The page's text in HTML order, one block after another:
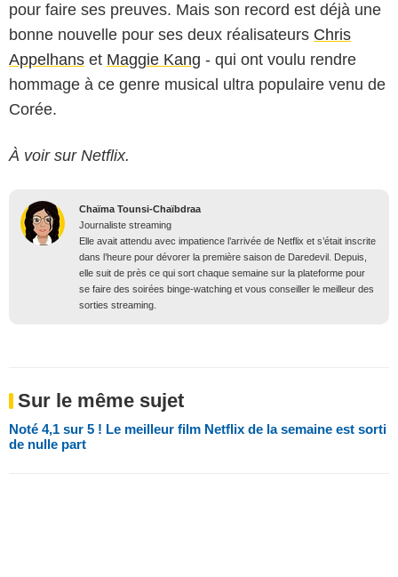
pour faire ses preuves. Mais son record est déjà une
bonne nouvelle pour ses deux réalisateurs Chris
Appelhans et Maggie Kang - qui ont voulu rendre
hommage à ce genre musical ultra populaire venu de
Corée.
À voir sur Netflix.
Chaïma Tounsi-Chaïbdraa
Journaliste streaming
Elle avait attendu avec impatience l’arrivée de Netflix et s’était inscrite
dans l’heure pour dévorer la première saison de Daredevil. Depuis,
elle suit de près ce qui sort chaque semaine sur la plateforme pour
se faire des soirées binge-watching et vous conseiller le meilleur des
sorties streaming.
Sur le même sujet
Noté 4,1 sur 5 ! Le meilleur film Netflix de la semaine est sorti
de nulle part